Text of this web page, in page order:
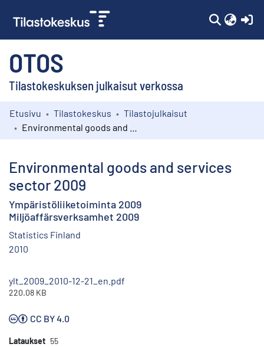
OTOS
Tilastokeskuksen julkaisut verkossa
Kokoelmat
Etusivu Tilastokeskus
Tilastojulkaisut
Environmental goods and services
sector 2009
Ympäristöliiketoiminta 2009
Miljöaffärsverksamhet 2009
Statistics Finland
2010
ylt_2009_2010-12-21_en.pdf
220.08 KB
CC BY 4.0
Lataukset 55